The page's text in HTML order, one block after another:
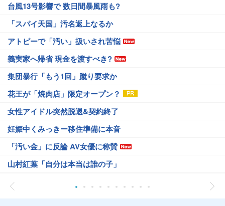
台風13号影響で 数日間暴風雨も?
「スパイ天国」汚名返上なるか
アトピーで「汚い」扱いされ苦悩
義実家へ帰省 現金を渡すべき?
集団暴行「もう1回」蹴り要求か
花王が「焼肉店」限定オープン？
女性アイドル突然脱退&契約終了
妊娠中くみっきー移住準備に本音
「汚い金」に反論 AV女優に称賛
山村紅葉「自分は本当は誰の子」